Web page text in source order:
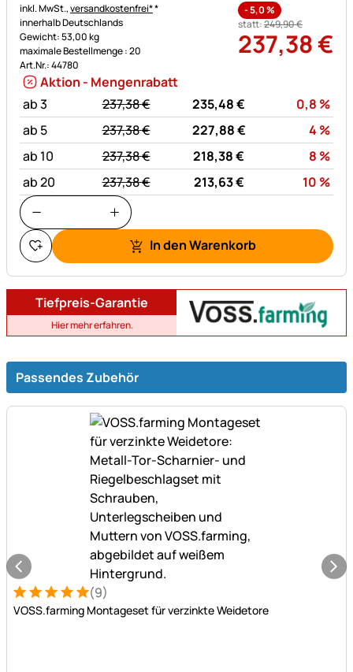
Steuerhinweis:
inkl. MwSt.,versandkostenfrei**
innerhalb Deutschlands
Gewicht: 53,00 kg
maximale Bestellmenge : 20
Art.Nr.: 44780
-5,0%
statt:249,90€
237,38€
Aktion - Mengenrabatt
ab 3
statt:
237,38€ 235,48€ 0,8 %
ab 5
statt:
237,38€ 227,88€ 4 %
ab 10
statt:
237,38€ 218,38€ 8 %
ab 20
statt:
237,38€ 213,63€ 10 %
In den Warenkorb
Tiefpreis-Garantie
Hier mehr erfahren.
Passendes Zubehör
Bewertung: 5 von 5 (9 Bewertungen)
9 Bewertungen
(9)
VOSS.farming Montageset für verzinkte Weidetore